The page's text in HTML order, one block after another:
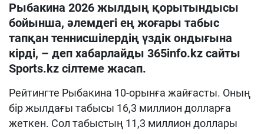
Рыбакина 2026 жылдың қорытындысы
бойынша, әлемдегі ең жоғары табыс
тапқан теннисшілердің үздік ондығына
кірді, – деп хабарлайды 365info.kz сайты
Sports.kz сілтеме жасап.
Рейтингте Рыбакина 10-орынға жайғасты. Оның
бір жылдағы табысы 16,3 миллион долларға
жеткен. Сол табыстың 11,3 миллион доллары